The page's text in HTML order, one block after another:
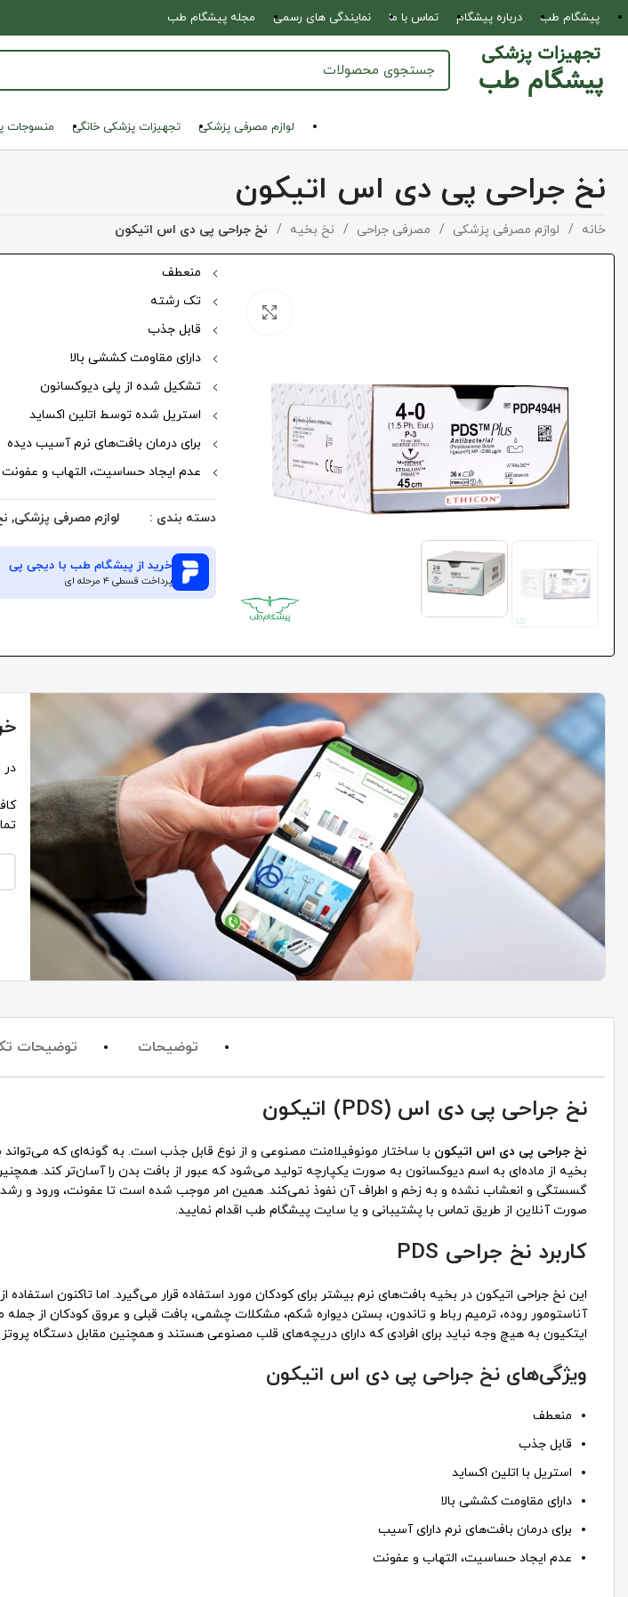
پیشگام طب درباره پیشگام تماس با ما نمایندگی های رسمی مجله پیشگام طب
لوازم مصرفی پزشکی تجهیزات پزشکی خانگی منسوجات
نخ جراحی پی دی اس اتیکون
خانه لوازم مصرفی پزشکی مصرفی جراحی نخ بخیه نخ جراحی پی دی اس اتیکون
بزرگنمایی تصویر
منعطف
تک رشته
قابل جذب
دارای مقاومت کششی بالا
تشکیل شده از پلی دیوکسانون
استریل شده توسط اتلین اکساید
برای درمان بافت‌های نرم آسیب دیده
عدم ایجاد حساسیت، التهاب و عفونت
دسته بندی : لوازم مصرفی پزشکی,
خرید از پیشگام طب با دیجی پی
پرداخت قسطی ۴ مرحله ای
در
توضیحات توضیحات
نخ جراحی پی دی اس (PDS) اتیکون
نخ جراحی پی دی اس اتیکون با ساختار مونوفیلامنت مصنوعی و از نوع قابل جذب است. به گونه‌ای که می‌تواند
بخیه از ماده‌ای به اسم دیوکسانون به صورت یکپارچه تولید می‌شود که عبور از بافت بدن را آسان‌تر کند.
گسستگی و انعشاب نشده و به زخم و اطراف آن نفوذ نمی‌کند. همین امر موجب شده است تا عفونت، ورود و رشد
صورت آنلاین از طریق تماس با پشتیبانی و یا سایت پیشگام طب اقدام نمایید.
کاربرد نخ جراحی PDS
این نخ جراحی اتیکون در بخیه بافت‌های نرم بیشتر برای کودکان مورد استفاده قرار می‌گیرد. اما تاکنون
آناستومور روده، ترمیم رباط و تاندون، بستن دیواره شکم، مشکلات چشمی، بافت قبلی و عروق کودکان از
ایتکیون به هیچ وجه نباید برای افرادی که دارای دریچه‌های قلب مصنوعی هستند و همچنین مقابل دستگاه پروتز
ویژگی‌های نخ جراحی پی دی اس اتیکون
منعطف
قابل جذب
استریل با اتلین اکساید
دارای مقاومت کششی بالا
برای درمان بافت‌های نرم دارای آسیب
عدم ایجاد حساسیت، التهاب و عفونت